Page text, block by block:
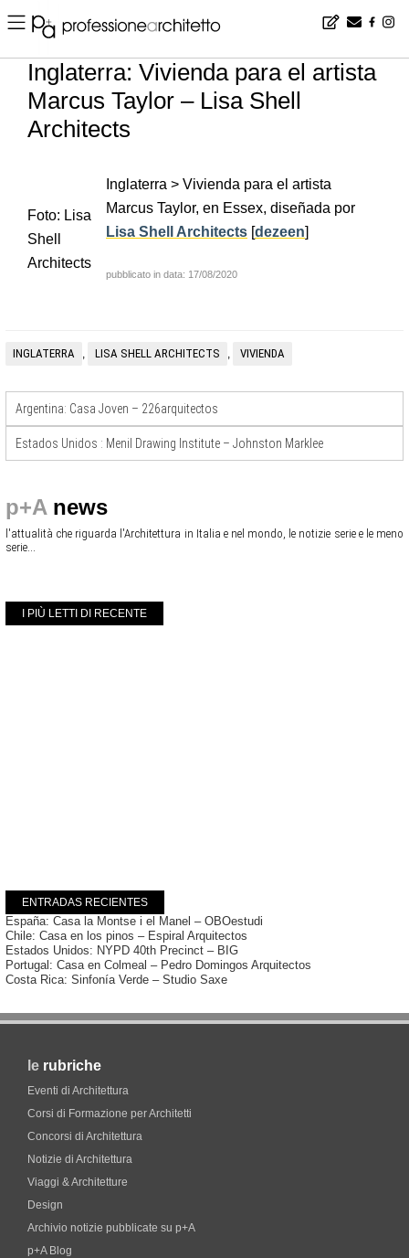
Home ▪ news ▪ es ▪ Inglaterra: Vivienda para el artista Marcus Taylor – Lisa Shell Architects
Inglaterra: Vivienda para el artista
Marcus Taylor – Lisa Shell
Architects
Foto: Lisa
Shell
Architects
Inglaterra > Vivienda para el artista
Marcus Taylor, en Essex, diseñada por
Lisa Shell Architects [dezeen]
pubblicato in data: 17/08/2020
INGLATERRA , LISA SHELL ARCHITECTS , VIVIENDA
Argentina: Casa Joven – 226arquitectos
Estados Unidos : Menil Drawing Institute – Johnston Marklee
p+A news
l'attualità che riguarda l'Architettura in Italia e nel mondo, le notizie serie e le meno
serie...
I PIÙ LETTI DI RECENTE
ENTRADAS RECIENTES
España: Casa la Montse i el Manel – OBOestudi
Chile: Casa en los pinos – Espiral Arquitectos
Estados Unidos: NYPD 40th Precinct – BIG
Portugal: Casa en Colmeal – Pedro Domingos Arquitectos
Costa Rica: Sinfonía Verde – Studio Saxe
le rubriche
Eventi di Architettura
Corsi di Formazione per Architetti
Concorsi di Architettura
Notizie di Architettura
Viaggi & Architetture
Design
Archivio notizie pubblicate su p+A
p+A Blog